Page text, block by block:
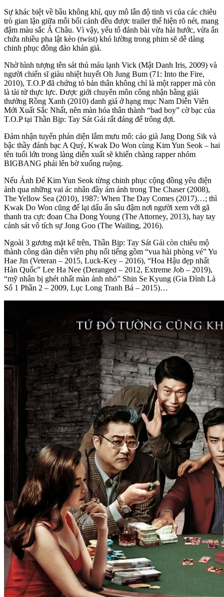
Sự khác biệt về bầu không khí, quy mô lẫn độ tinh vi của các chiêu
trò gian lận giữa mỗi bối cảnh đều được trailer thể hiện rõ nét, mang
đậm màu sắc Á Châu. Vì vậy, yếu tố đánh bài vừa hài hước, vừa ẩn
chứa nhiều pha lật kèo (twist) khó lường trong phim sẽ dễ dàng
chinh phục đông đảo khán giả.
Nhờ hình tượng tên sát thủ máu lạnh Vick (Mật Danh Iris, 2009) và
người chiến sĩ giàu nhiệt huyết Oh Jung Bum (71: Into the Fire,
2010), T.O.P đã chứng tỏ bản thân không chỉ là một rapper mà còn
là tài tử thực lực. Được giới chuyên môn công nhận bằng giải
thưởng Rồng Xanh (2010) danh giá ở hạng mục Nam Diễn Viên
Mới Xuất Sắc Nhất, nên màn hóa thân thành “bad boy” cờ bạc của
T.O.P tại Thần Bịp: Tay Sát Gái rất đáng để trông đợi.
Đảm nhận tuyến phản diện lắm mưu mô: cáo già Jang Dong Sik và
bậc thầy đánh bạc A Quỷ, Kwak Do Won cùng Kim Yun Seok – hai
tên tuổi lớn trong làng diễn xuất sẽ khiến chàng rapper nhóm
BIGBANG phải lên bờ xuống ruộng.
Nếu Ảnh Đế Kim Yun Seok từng chinh phục cộng đồng yêu điện
ảnh qua những vai ác nhân đầy ám ảnh trong The Chaser (2008),
The Yellow Sea (2010), 1987: When The Day Comes (2017)…; thì
Kwak Do Won cũng để lại dấu ấn sâu đậm nơi người xem với gã
thanh tra cực đoan Cha Dong Young (The Attorney, 2013), hay tay
cảnh sát vô tích sự Jong Goo (The Wailing, 2016).
Ngoài 3 gương mặt kể trên, Thần Bịp: Tay Sát Gái còn chiêu mộ
thành công dàn diễn viên phụ nổi tiếng gồm “vua hài phòng vé” Yu
Hae Jin (Veteran – 2015, Luck-Key – 2016), “Hoa Hậu đẹp nhất
Hàn Quốc” Lee Ha Nee (Deranged – 2012, Extreme Job – 2019),
“mỹ nhân bị ghét nhất màn ảnh nhỏ” Shin Se Kyung (Gia Đình Là
Số 1 Phần 2 – 2009, Lục Long Tranh Bá – 2015)…